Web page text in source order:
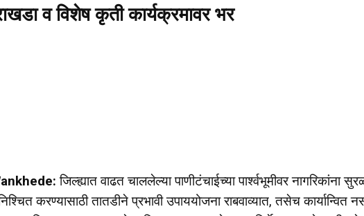
व विशेष कृती कार्यक्रमावर भर
जिल्ह्यात वाढत चाललेल्या पाणीटंचाईच्या पार्श्वभूमीवर नागरिकांना
करण्यासाठी तातडीने प्रभावी उपाययोजना राबवाव्यात, तसेच कार्यान्वित